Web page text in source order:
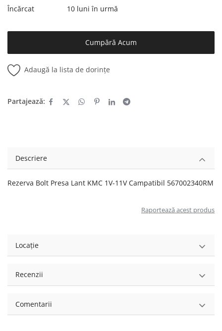
Încărcat 10 luni în urmă
Cumpără Acum
Adaugă la lista de dorințe
Partajează:
Descriere
Rezerva Bolt Presa Lant KMC 1V-11V Campatibil 567002340RM
Raportează acest produs
Locație
Recenzii
Comentarii